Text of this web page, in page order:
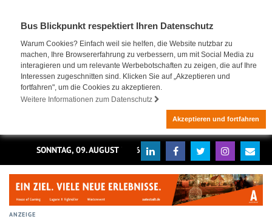
Bus Blickpunkt respektiert Ihren Datenschutz
Warum Cookies? Einfach weil sie helfen, die Website nutzbar zu
machen, Ihre Browsererfahrung zu verbessern, um mit Social Media zu
interagieren und um relevante Werbebotschaften zu zeigen, die auf Ihre
Interessen zugeschnitten sind. Klicken Sie auf „Akzeptieren und
fortfahren", um die Cookies zu akzeptieren.
Weitere Informationen zum Datenschutz
Akzeptieren und fortfahren
SONNTAG, 09. AUGUST 2026
ANZEIGE